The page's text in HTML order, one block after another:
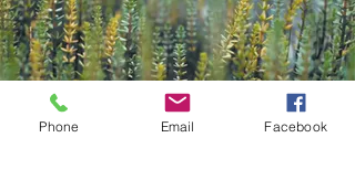
Phone Email Facebook